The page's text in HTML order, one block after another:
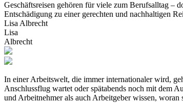
Geschäftsreisen gehören für viele zum Berufsalltag –
Entschädigung zu einer gerechten und nachhaltigen
Lisa Albrecht
Lisa
Albrecht
In einer Arbeitswelt, die immer internationaler wird,
Anschlussflug wartet oder spätabends noch mit dem
und Arbeitnehmer als auch Arbeitgeber wissen, woran